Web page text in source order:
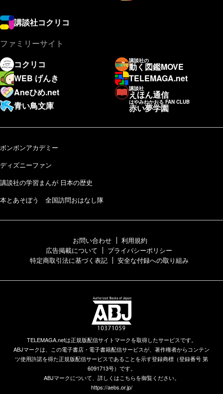
講談社コクリコ
ファミリーサイト
コクリコ
講談社の
動く図鑑MOVE
WEB げんき
TELEMAGA.net
Aneひめ.net
講談社
えほん通信
青い鳥文庫
はやみねかおる FAN CLUB
赤い夢学園
ボンボンアカデミー
ディズニーファン
講談社の学習まんが 日本の歴史
本とあそぼう 全国訪問おはなし隊
お問い合わせ
利用規約
広告掲載について
プライバシーポリシー
特定商取引法に基づく表記
安全な付録への取り組み
TELEMAGA.netは正規版配信サイトマークを取得したサービスです。
ABJマークは、この電子書店・電子書籍配信サービスが、著作権者からコンテン
ツ使用許諾を得た正規版配信サービスであることを示す登録商標（登録番号 第
6091713号）です。
ABJマークについて、詳しくはこちらを御覧ください。
https://aebs.or.jp/